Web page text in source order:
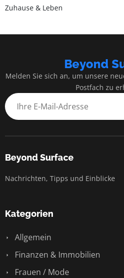
Zuhause & Leben
Beyond
Melden Sie sich an, um unsere
Postfach zu
Beyond Surface
Nachrichten, Tipps und Einblicke
Kategorien
Allgemein
Finanzen & Immobilien
Frauen / Mode